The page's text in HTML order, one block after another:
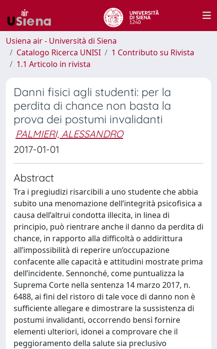
Usiena air - Università di Siena
Catalogo Ricerca UNISI
1 Contributo su Rivista
1.1 Articolo in rivista
Danni fisici agli studenti: per la
perdita di chance non basta la
prova dei postumi invalidanti
PALMIERI, ALESSANDRO
2017-01-01
Abstract
Tra i pregiudizi risarcibili a uno studente che abbia
subito una menomazione dell’integrità psicofisica a
causa dell’altrui condotta illecita, in linea di
principio, può rientrare anche il danno da perdita di
chance, in rapporto alla difficoltà o addirittura
all’impossibilità di reperire un’occupazione
confacente alle capacità e attitudini mostrate prima
dell’incidente. Sennonché, come puntualizza la
Suprema Corte nella sentenza 14 marzo 2017, n.
6488, ai fini del ristoro di tale voce di danno non è
sufficiente allegare e dimostrare la sussistenza di
postumi invalidanti, occorrendo bensì fornire
elementi ulteriori, idonei a comprovare che il
peggioramento della salute sia preclusivo